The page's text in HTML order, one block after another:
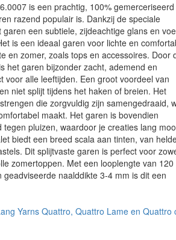
is een prachtig, 100% gemerceriseerd
razend populair is. Dankzij de speciale
een subtiele, zijdeachtige glans en
is een ideaal garen voor lichte en
en zomer, zoals tops en accessoires. Door
het garen bijzonder zacht, ademend en
voor alle leeftijden. Een groot voordeel van
niet splijt tijdens het haken of breien. Het
die zorgvuldig zijn samengedraaid,
maakt. Het garen is bovendien
pluizen, waardoor je creaties lang
biedt een breed scala aan tinten, van
Dit splijtvaste garen is perfect voor
zomertoppen. Met een looplengte van 120
naalddikte 3-4 mm is dit een
Yarns Quattro, Quattro Lame en Quattro